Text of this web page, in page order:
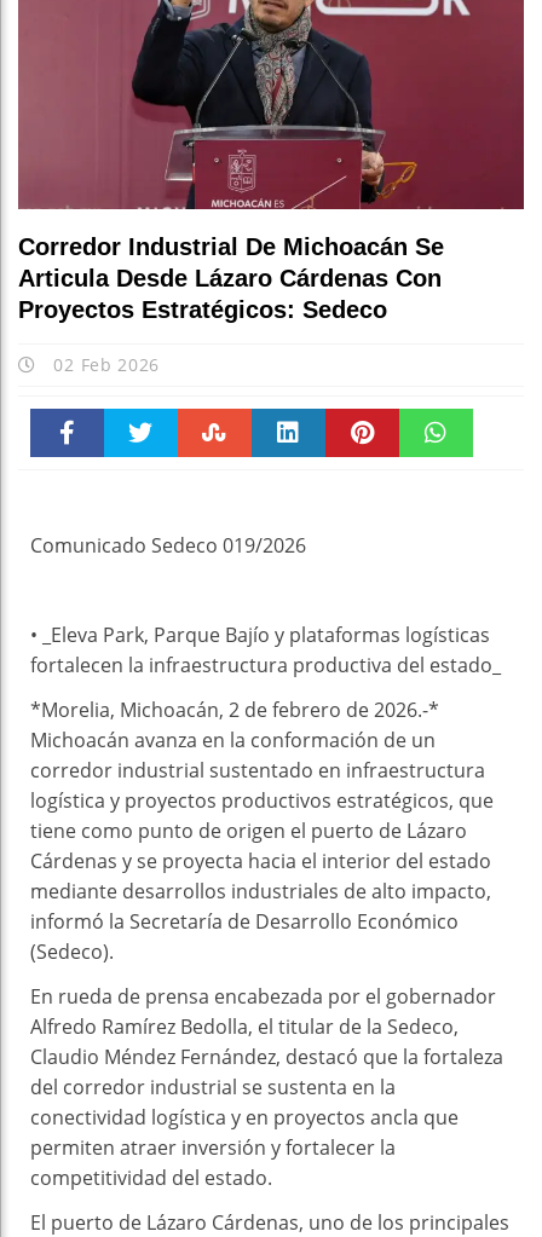
Corredor Industrial De Michoacán Se
Articula Desde Lázaro Cárdenas Con
Proyectos Estratégicos: Sedeco
02 Feb 2026
Comunicado Sedeco 019/2026
• _Eleva Park, Parque Bajío y plataformas logísticas
fortalecen la infraestructura productiva del estado_
*Morelia, Michoacán, 2 de febrero de 2026.-*
Michoacán avanza en la conformación de un
corredor industrial sustentado en infraestructura
logística y proyectos productivos estratégicos, que
tiene como punto de origen el puerto de Lázaro
Cárdenas y se proyecta hacia el interior del estado
mediante desarrollos industriales de alto impacto,
informó la Secretaría de Desarrollo Económico
(Sedeco).
En rueda de prensa encabezada por el gobernador
Alfredo Ramírez Bedolla, el titular de la Sedeco,
Claudio Méndez Fernández, destacó que la fortaleza
del corredor industrial se sustenta en la
conectividad logística y en proyectos ancla que
permiten atraer inversión y fortalecer la
competitividad del estado.
El puerto de Lázaro Cárdenas, uno de los principales